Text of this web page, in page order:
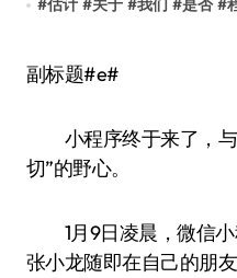
#估计 #关于 #我们 #是否 #
副标题#e#
小程序终于来了，与
切”的野心。
1月9日凌晨，微信小
张小龙随即在自己的朋